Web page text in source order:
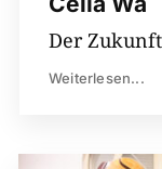
Der
Weiterlesen...